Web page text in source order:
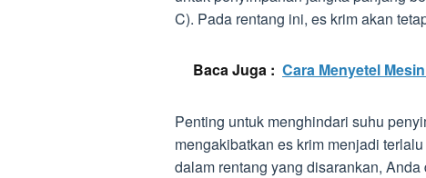
C). Pada rentang ini, es krim akan
Baca Juga : Cara Menyetel
Penting untuk menghindari suhu
mengakibatkan es krim menjadi
dalam rentang yang disarankan,